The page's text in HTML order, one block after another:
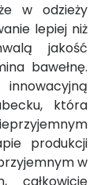
w odzieży
lepiej niż
jakość
bawełnę.
która
produkcji
w